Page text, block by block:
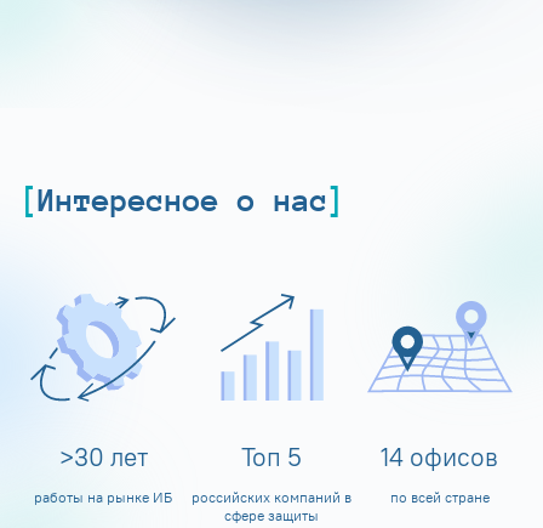
Интересное о нас
>30 лет
работы на рынке ИБ
Топ 5
российских компаний в
сфере защиты
14 офисов
по всей стране